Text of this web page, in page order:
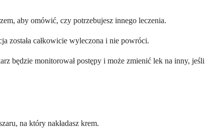
aby omówić, czy potrzebujesz innego leczenia.
została całkowicie wyleczona i nie powróci.
będzie monitorował postępy i może zmienić lek na inny, jeśli
na który nakładasz krem.